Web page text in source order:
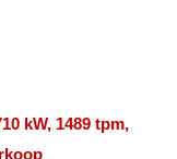
kW, 1489 tpm,